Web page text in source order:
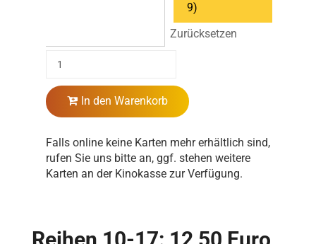
9)
Zurücksetzen
In den Warenkorb
Falls online keine Karten mehr erhältlich sind,
rufen Sie uns bitte an, ggf. stehen weitere
Karten an der Kinokasse zur Verfügung.